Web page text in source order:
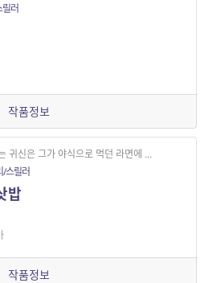
러
작품정보
귀신은 그가 야식으로 먹던 라면에 ...
/스릴러
밥
작품정보